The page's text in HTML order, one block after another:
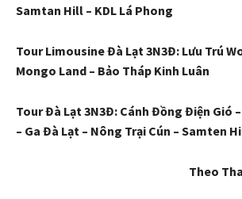
Samtan Hill – KDL Lá Phong
Tour Limousine Đà Lạt 3N3Đ: Lưu Trú
Mongo Land – Bảo Tháp Kinh Luân
Tour Đà Lạt 3N3Đ: Cánh Đồng Điện Gió
– Ga Đà Lạt – Nông Trại Cún – Samten
Theo